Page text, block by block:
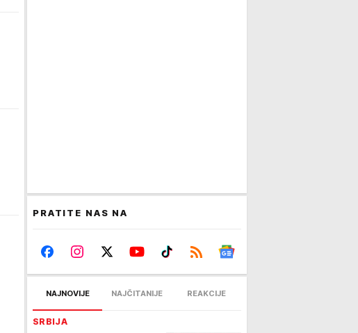
PRATITE NAS NA
NAJNOVIJE NAJČITANIJE REAKCIJE
SRBIJA